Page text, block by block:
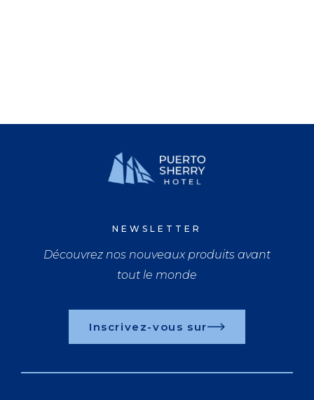
NEWSLETTER
Découvrez nos nouveaux produits avant
tout le monde
Inscrivez-vous sur